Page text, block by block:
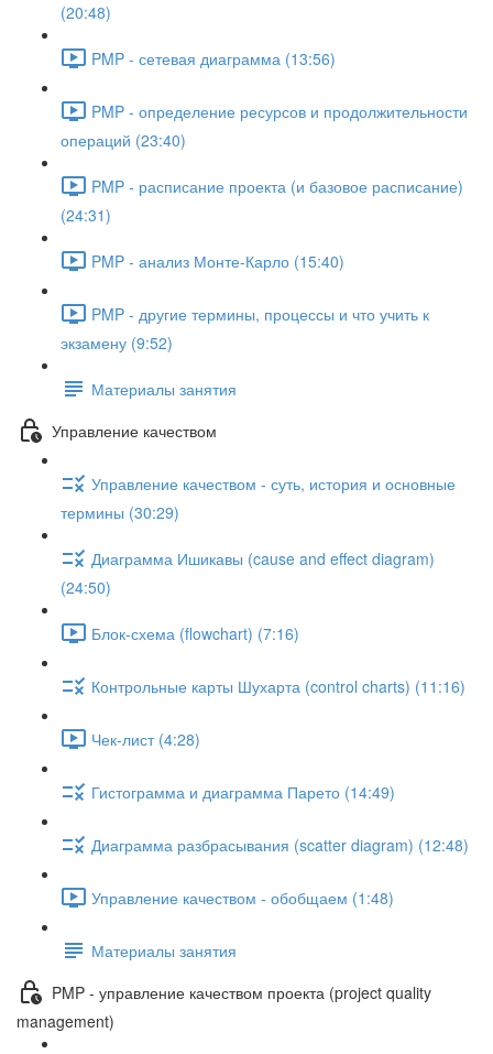
(20:48)
PMP - сетевая диаграмма (13:56)
PMP - определение ресурсов и продолжительности
операций (23:40)
PMP - расписание проекта (и базовое расписание)
(24:31)
PMP - анализ Монте-Карло (15:40)
PMP - другие термины, процессы и что учить к
экзамену (9:52)
Материалы занятия
Управление качеством
Управление качеством - суть, история и основные
термины (30:29)
Диаграмма Ишикавы (cause and effect diagram)
(24:50)
Блок-схема (flowchart) (7:16)
Контрольные карты Шухарта (control charts) (11:16)
Чек-лист (4:28)
Гистограмма и диаграмма Парето (14:49)
Диаграмма разбрасывания (scatter diagram) (12:48)
Управление качеством - обобщаем (1:48)
Материалы занятия
PMP - управление качеством проекта (project quality
management)